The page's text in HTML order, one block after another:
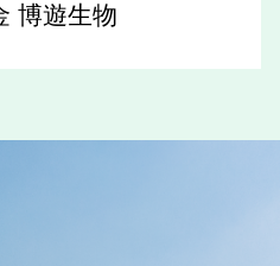
博遊生物